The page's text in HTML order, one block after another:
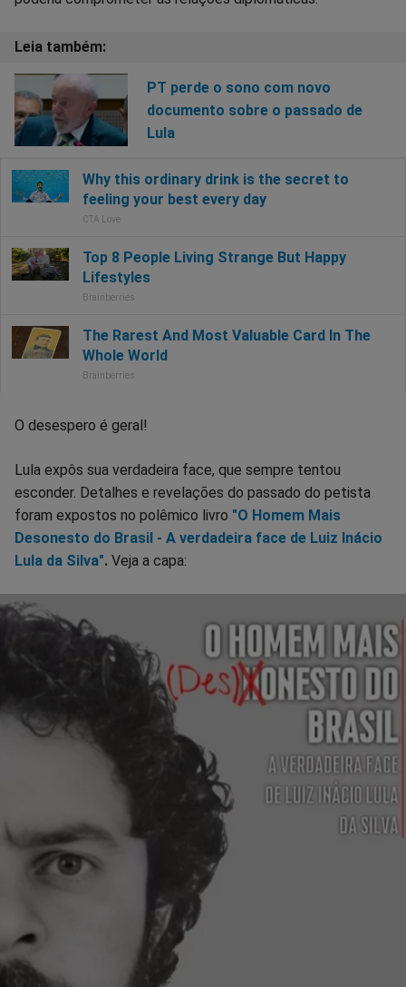
PT perde o sono com novo
documento sobre o passado de
Lula
O desespero é geral!
Lula expôs sua verdadeira face, que sempre tentou
esconder. Detalhes e revelações do passado do petista
foram expostos no polêmico livro "O Homem Mais
Desonesto do Brasil - A verdadeira face de Luiz Inácio
Lula da Silva". Veja a capa: